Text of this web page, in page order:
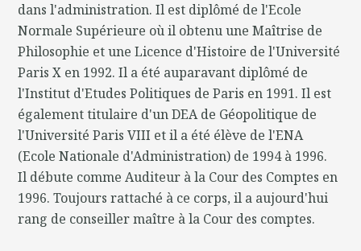
dans l'administration. Il est diplômé de l'Ecole
Normale Supérieure où il obtenu une Maîtrise de
Philosophie et une Licence d'Histoire de l'Université
Paris X en 1992. Il a été auparavant diplômé de
l'Institut d'Etudes Politiques de Paris en 1991. Il est
également titulaire d'un DEA de Géopolitique de
l'Université Paris VIII et il a été élève de l'ENA
(Ecole Nationale d'Administration) de 1994 à 1996.
Il débute comme Auditeur à la Cour des Comptes en
1996. Toujours rattaché à ce corps, il a aujourd'hui
rang de conseiller maître à la Cour des comptes.